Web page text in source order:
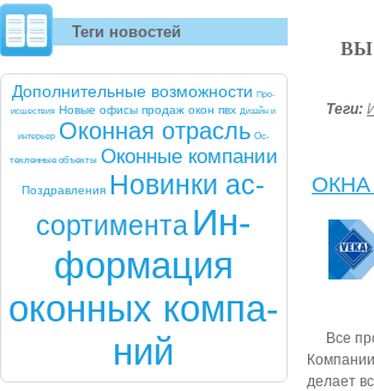
ВЫ
Теги:
ОКНА
Все
делает
Теги новостей
До­пол­ни­тель­ные воз­можнос­ти Про­
ис­шест­вия Но­вые офи­сы про­даж окон пвх Ди­зайн и
ин­терь­ер Окон­ная от­расль Ос­
теклен­ные объ­ек­ты Окон­ные ком­па­нии
Позд­рав­ле­ния Но­вин­ки ас­
сорти­мен­таИн­
форма­ция
окон­ных ком­па­
ний